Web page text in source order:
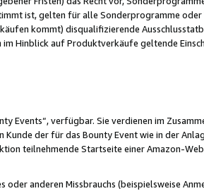
ist, gelten für alle Sonderprogramme oder
kommt) disqualifizierende
Hinblick auf Produktverkäufe geltende
Events“, verfügbar. Sie verdienen im
der für das Bounty Event wie in der
teilnehmende Startseite einer Amazon-
anderen Missbrauchs (beispielsweise